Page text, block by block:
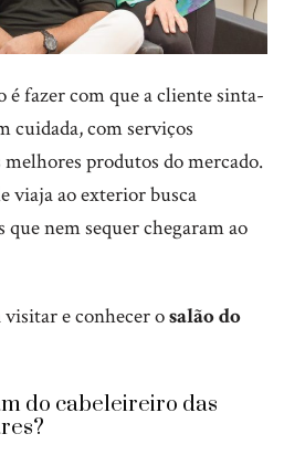
é fazer com que a cliente sinta-
cuidada, com serviços
produtos do mercado.
viaja ao exterior busca
nem sequer chegaram ao
e conhecer osalão do
do cabeleireiro das